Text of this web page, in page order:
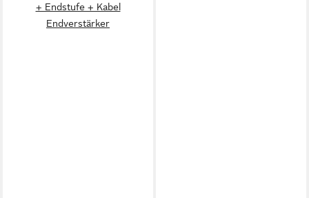
+ Endstufe + Kabel
Endverstärker